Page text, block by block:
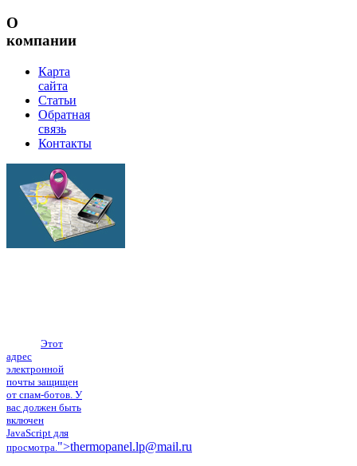
О
компании
Карта
сайта
Статьи
Обратная
связь
Контакты
Этот
адрес
электронной
почты защищен
от спам-ботов. У
вас должен быть
включен
JavaScript для
просмотра. ">thermopanel.lp@mail.ru